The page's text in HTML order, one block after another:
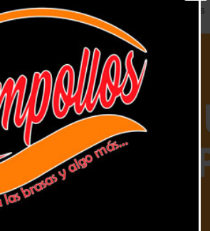
seminario nacional de Mujeres Rurales
en seminario